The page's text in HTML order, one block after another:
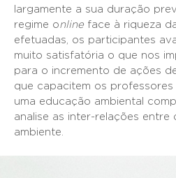
largamente a sua duração
regime online face à riqueza
efetuadas, os participantes
muito satisfatória o que nos
para o incremento de ações
que capacitem os
uma educação ambiental
analise as inter-relações entre
ambiente.